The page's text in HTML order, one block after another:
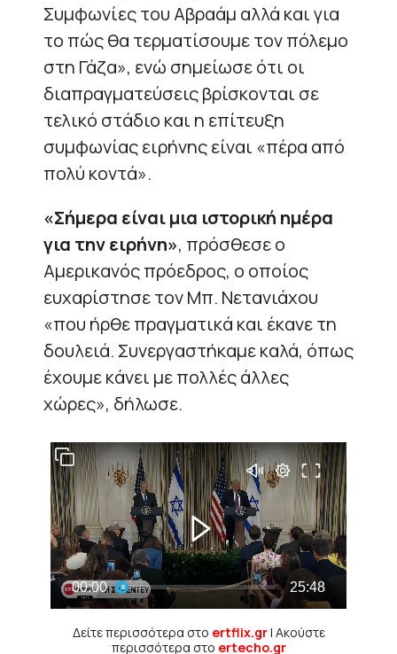
Συμφωνίες του Αβραάμ αλλά και για
το πώς θα τερματίσουμε τον πόλεμο
στη Γάζα», ενώ σημείωσε ότι οι
διαπραγματεύσεις βρίσκονται σε
τελικό στάδιο και η επίτευξη
συμφωνίας ειρήνης είναι «πέρα από
πολύ κοντά».
«Σήμερα είναι μια ιστορική ημέρα
για την ειρήνη», πρόσθεσε ο
Αμερικανός πρόεδρος, ο οποίος
ευχαρίστησε τον Μπ. Νετανιάχου
«που ήρθε πραγματικά και έκανε τη
δουλειά. Συνεργαστήκαμε καλά, όπως
έχουμε κάνει με πολλές άλλες
χώρες», δήλωσε.
Δείτε περισσότερα στο ertflix.gr| Ακούστε
περισσότερα στο ertecho.gr